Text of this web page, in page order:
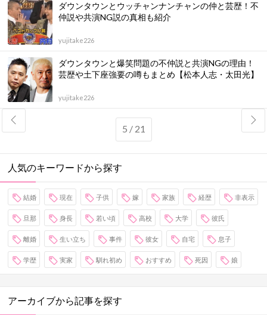
ダウンタウンとウッチャンナンチャンの仲と芸歴！不
仲説や共演NG説の真相も紹介
yujitake226
ダウンタウンと爆笑問題の不仲説と共演NGの理由！
芸歴や土下座強要の噂もまとめ【松本人志・太田光】
yujitake226
5 / 21
人気のキーワードから探す
結婚 現在 子供 嫁 家族 経歴 非表示
旦那 身長 若い頃 高校 大学 彼氏
離婚 生い立ち 事件 彼女 自宅 息子
学歴 実家 馴れ初め おすすめ 死因 娘
アーカイブから記事を探す